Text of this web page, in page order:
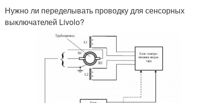
Нужно ли переделывать проводку для сенсорных
выключателей Livolo?